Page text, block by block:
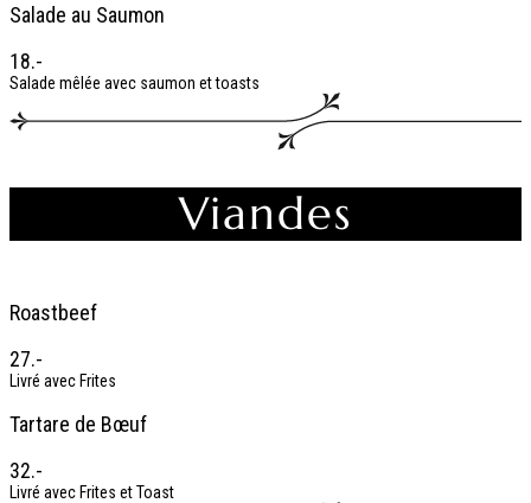
Salade au Saumon
18.-
Salade mêlée avec saumon et toasts
Viandes
Roastbeef
27.-
Livré avec Frites
Tartare de Bœuf
32.-
Livré avec Frites et Toast